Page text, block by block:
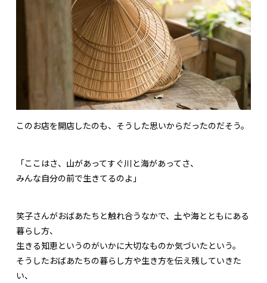
このお店を開店したのも、そうした思いからだったのだそう。
「ここはさ、山があってすぐ川と海があってさ、
みんな自分の前で生きてるのよ」
笑子さんがおばあたちと触れ合うなかで、土や海とともにある
暮らし方、
生きる知恵というのがいかに大切なものか気づいたという。
そうしたおばあたちの暮らし方や生き方を伝え残していきた
い、